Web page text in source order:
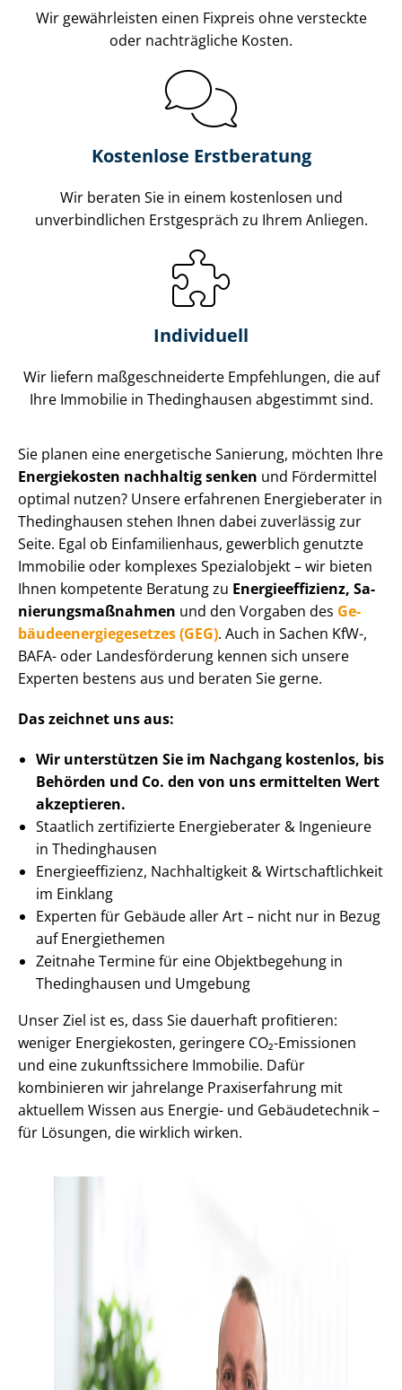
Wir gewährleisten einen Fixpreis ohne versteckte
oder nachträgliche Kosten.
Kostenlose Erstberatung
Wir beraten Sie in einem kostenlosen und
unverbindlichen Erstgespräch zu Ihrem Anliegen.
Individuell
Wir liefern maß­ge­schnei­der­te Empfehlungen, die auf
Ihre Immobilie in Thedinghausen abgestimmt sind.
Sie planen eine energetische Sanierung, möchten Ihre
Energiekosten nachhaltig senken und Fördermittel
optimal nutzen? Unsere erfahrenen Energieberater in
Thedinghausen stehen Ihnen dabei zuverlässig zur
Seite. Egal ob Einfamilienhaus, gewerblich genutzte
Immobilie oder komplexes Spezialobjekt – wir bieten
Ihnen kompetente Beratung zu En­er­gie­ef­fi­zi­enz, Sa­
nie­rungs­maß­nah­men und den Vorgaben des Ge­
bäu­de­en­er­gie­ge­set­zes (GEG). Auch in Sachen KfW-,
BAFA- oder Landesförderung kennen sich unsere
Experten bestens aus und beraten Sie gerne.
Das zeichnet uns aus:
Wir unterstützen Sie im Nachgang kostenlos, bis
Behörden und Co. den von uns ermittelten Wert
akzeptieren.
Staatlich zertifizierte Energieberater & Ingenieure
in Thedinghausen
En­er­gie­ef­fi­zi­enz, Nachhaltigkeit & Wirt­schaft­lich­keit
im Einklang
Experten für Gebäude aller Art – nicht nur in Bezug
auf Energiethemen
Zeitnahe Termine für eine Objektbegehung in
Thedinghausen und Umgebung
Unser Ziel ist es, dass Sie dauerhaft profitieren:
weniger Energiekosten, geringere CO₂-Emissionen
und eine zukunftssichere Immobilie. Dafür
kombinieren wir jahrelange Praxiserfahrung mit
aktuellem Wissen aus Energie- und Gebäudetechnik –
für Lösungen, die wirklich wirken.